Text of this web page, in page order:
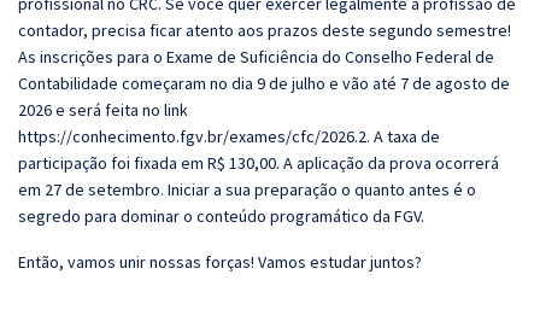
contador, precisa ficar atento aos prazos deste segundo semestre!
As inscrições para o Exame de Suficiência do Conselho Federal de
Contabilidade começaram no dia 9 de julho e vão até 7 de agosto de
2026 e será feita no link
https://conhecimento.fgv.br/exames/cfc/2026.2. A taxa de
participação foi fixada em R$ 130,00. A aplicação da prova ocorrerá
em 27 de setembro. Iniciar a sua preparação o quanto antes é o
segredo para dominar o conteúdo programático da FGV.
Então, vamos unir nossas forças! Vamos estudar juntos?